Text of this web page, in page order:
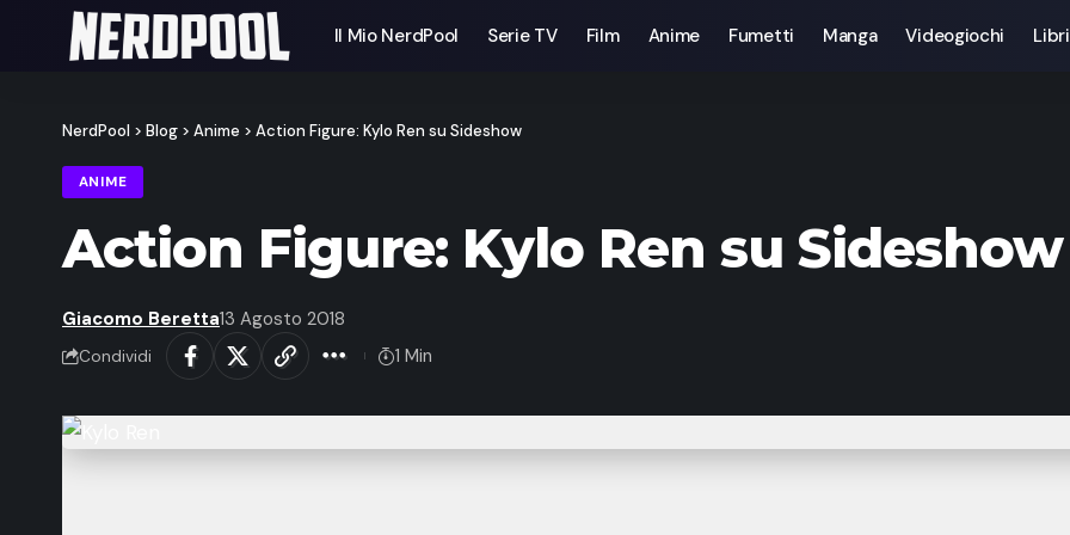
Il Mio NerdPool Serie TV Film Anime Fumetti Manga Videogiochi Libri
NerdPool > Blog > Anime > Action Figure: Kylo Ren su Sideshow
ANIME
Action Figure: Kylo Ren su Sideshow
Giacomo Beretta13 Agosto 2018
Condividi 1 Min